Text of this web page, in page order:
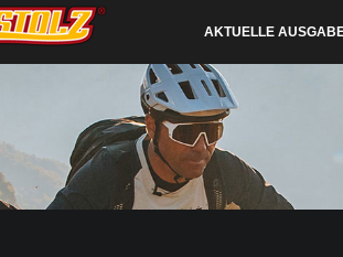
AKTUELLE